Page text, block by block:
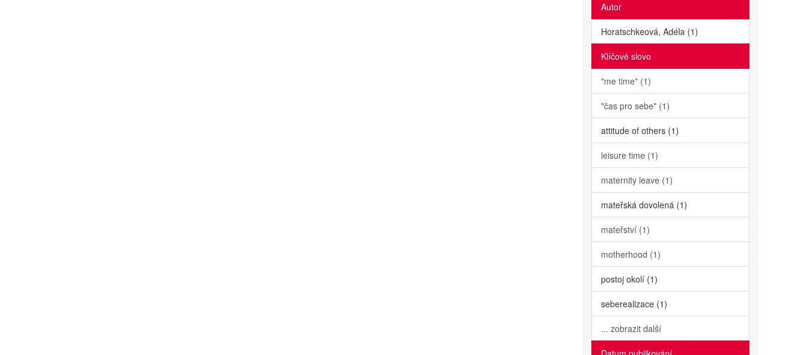
Autor
Horatschkeová, Adéla (1)
Klíčové slovo
"me time" (1)
"čas pro sebe" (1)
attitude of others (1)
leisure time (1)
maternity leave (1)
mateřská dovolená (1)
mateřství (1)
motherhood (1)
postoj okolí (1)
seberealizace (1)
... zobrazit další